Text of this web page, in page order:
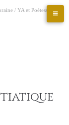
/ YA et Poétesse &